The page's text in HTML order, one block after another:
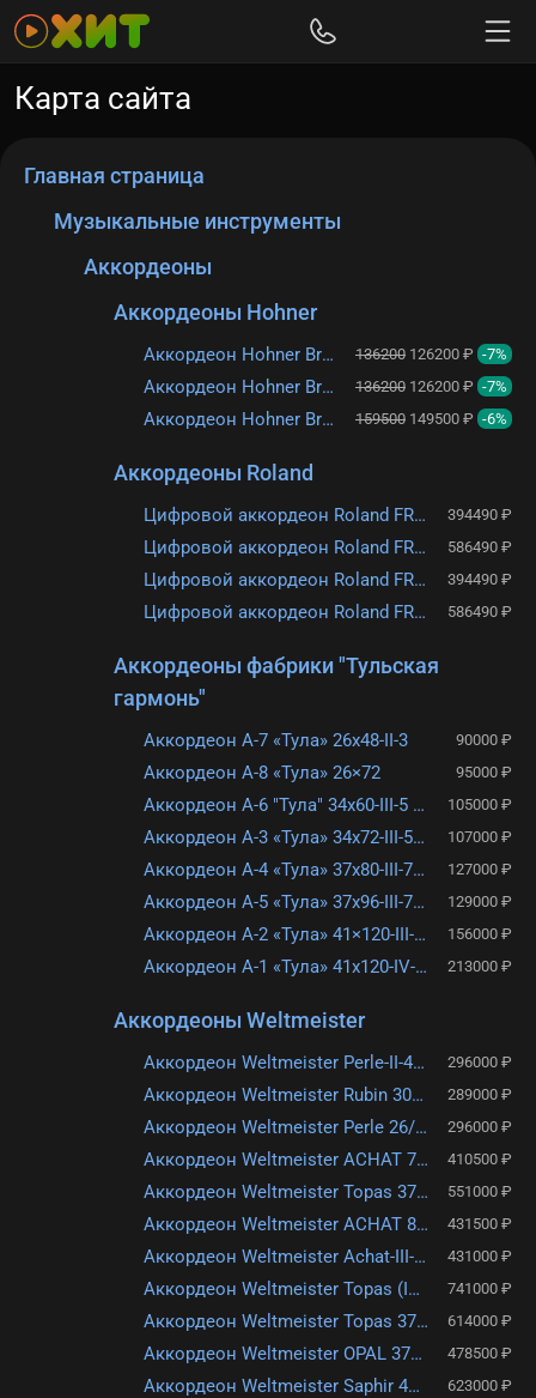
Карта сайта
Главная страница
Музыкальные инструменты
Аккордеоны
Аккордеоны Hohner
Аккордеон Hohner Bravo III 72 (4063) 3/4 red 136200 126200 ₽ -7%
Аккордеон Hohner Bravo III 72 Black 136200 126200 ₽ -7%
Аккордеон Hohner Bravo III 96 (A-1672) black 159500 149500 ₽ -6%
Аккордеоны Roland
Цифровой аккордеон Roland FR-4x BK 394490 ₽
Цифровой аккордеон Roland FR-8X-RD 586490 ₽
Цифровой аккордеон Roland FR-4x RD 394490 ₽
Цифровой аккордеон Roland FR-8X BK 586490 ₽
Аккордеоны фабрики "Тульская
гармонь"
Аккордеон А-7 «Тула» 26х48-II-3 90000 ₽
Аккордеон A-8 «Тула» 26×72 95000 ₽
Аккордеон А-6 "Тула" 34х60-III-5 3х голосный с готовым аккомпанементом 105000 ₽
Аккордеон А-3 «Тула» 34х72-III-5/2 107000 ₽
Аккордеон А-4 «Тула» 37х80-III-7/2 127000 ₽
Аккордеон А-5 «Тула» 37х96-III-7/2 129000 ₽
Аккордеон A-2 «Тула» 41×120-III-7/2 156000 ₽
Аккордеон А-1 «Тула» 41х120-IV-13/6 213000 ₽
Аккордеоны Weltmeister
Аккордеон Weltmeister Perle-II-48/26-RD Красный 296000 ₽
Aккордеон Weltmeister Rubin 30/60/II/3 289000 ₽
Аккордеон Weltmeister Perle 26/48/II/3 296000 ₽
Аккордеон Weltmeister ACHAT 72 34/72/III/5/3 410500 ₽
Аккордеон Weltmeister Topas 37/96/III/7/3 551000 ₽
Аккордеон Weltmeister ACHAT 80 34/80/III/5/3 431500 ₽
Аккордеон Weltmeister Achat-III-80/34-RD Красный 431000 ₽
Аккордеон Weltmeister Topas (IS) 37/96/IV/11/5 741000 ₽
Аккордеон Weltmeister Topas 37/96/IV/11/5 614000 ₽
Аккордеон Weltmeister OPAL 37/96/III/7/3 478500 ₽
Аккордеон Weltmeister Saphir 41/120/IV/11/5 623000 ₽